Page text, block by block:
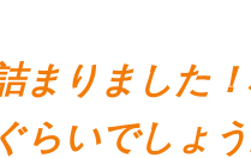
まりました
らいでしょ